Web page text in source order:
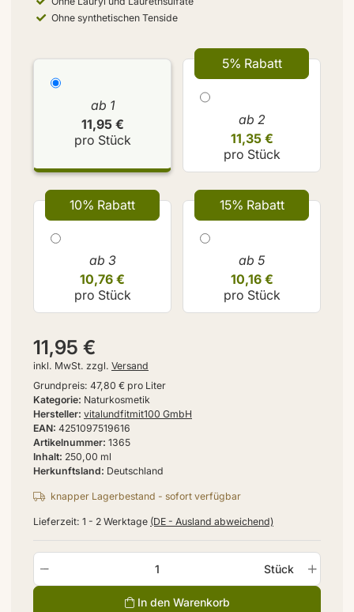
Inhalt 250,00 ml
Hersteller vitalundfitmit100 GmbH
Artikelnummer 1365
EAN 4251097519616
Herkunftsland Deutschland
Kategorie Naturkosmetik
Ohne synthetischen Tenside
11,95 €
inkl. MwSt. zzgl. Versand
Grundpreis: 47,80 € pro Liter
Stück
In den Warenkorb
knapper Lagerbestand - sofort verfügbar
Lieferzeit: 1 - 2 Werktage (DE - Ausland abweichend)
ab 1
11,95 €
pro Stück
5% Rabatt
ab 2
11,35 €
pro Stück
10% Rabatt
ab 3
10,76 €
pro Stück
15% Rabatt
ab 5
10,16 €
pro Stück